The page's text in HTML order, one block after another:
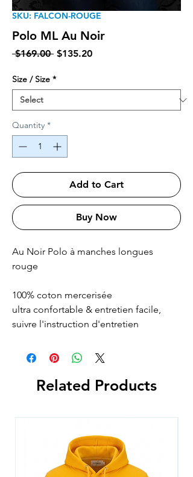
SKU: FALCON-ROUGE
Polo ML Au Noir
$169.00 Regular Price
$135.20Sale Price
Size / Size *
Quantity *
Add to Cart
Buy Now
Au Noir Polo à manches longues
rouge
100% coton mercerisée
ultra confortable & entretien facile,
suivre l'instruction d'entretien
Related Products